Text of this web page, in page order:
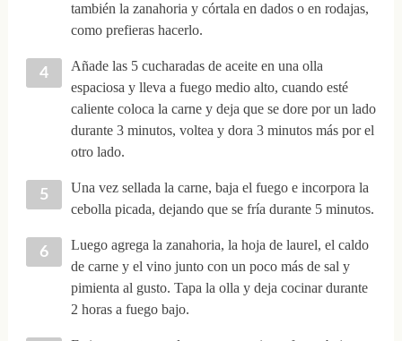
también la zanahoria y córtala en dados o en rodajas,
como prefieras hacerlo.
Añade las 5 cucharadas de aceite en una olla
espaciosa y lleva a fuego medio alto, cuando esté
caliente coloca la carne y deja que se dore por un lado
durante 3 minutos, voltea y dora 3 minutos más por el
otro lado.
Una vez sellada la carne, baja el fuego e incorpora la
cebolla picada, dejando que se fría durante 5 minutos.
Luego agrega la zanahoria, la hoja de laurel, el caldo
de carne y el vino junto con un poco más de sal y
pimienta al gusto. Tapa la olla y deja cocinar durante
2 horas a fuego bajo.